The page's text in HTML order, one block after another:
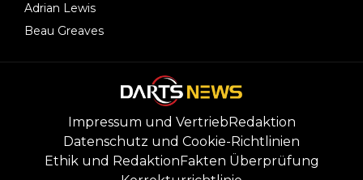
Adrian Lewis
Beau Greaves
Impressum und VertriebRedaktion
Datenschutz und Cookie-Richtlinien
Ethik und RedaktionFakten Überprüfung